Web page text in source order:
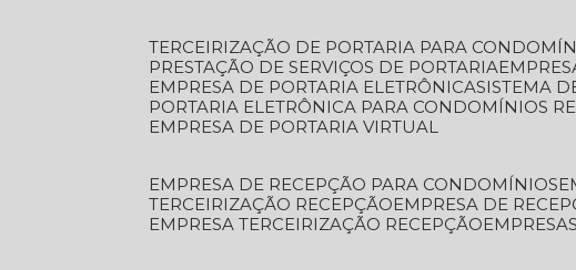
TERCEIRIZAÇÃO DE PORTARIA PARA
PRESTAÇÃO DE SERVIÇOS DE PORTARIA
EMPRESA DE PORTARIA ELETRÔNICA SISTEMA
PORTARIA ELETRÔNICA PARA CONDOMÍNIOS
EMPRESA DE PORTARIA VIRTUAL
EMPRESA DE RECEPÇÃO PARA CONDOMÍNIOS
TERCEIRIZAÇÃO RECEPÇÃO
EMPRESA DE
EMPRESA TERCEIRIZAÇÃO RECEPÇÃO